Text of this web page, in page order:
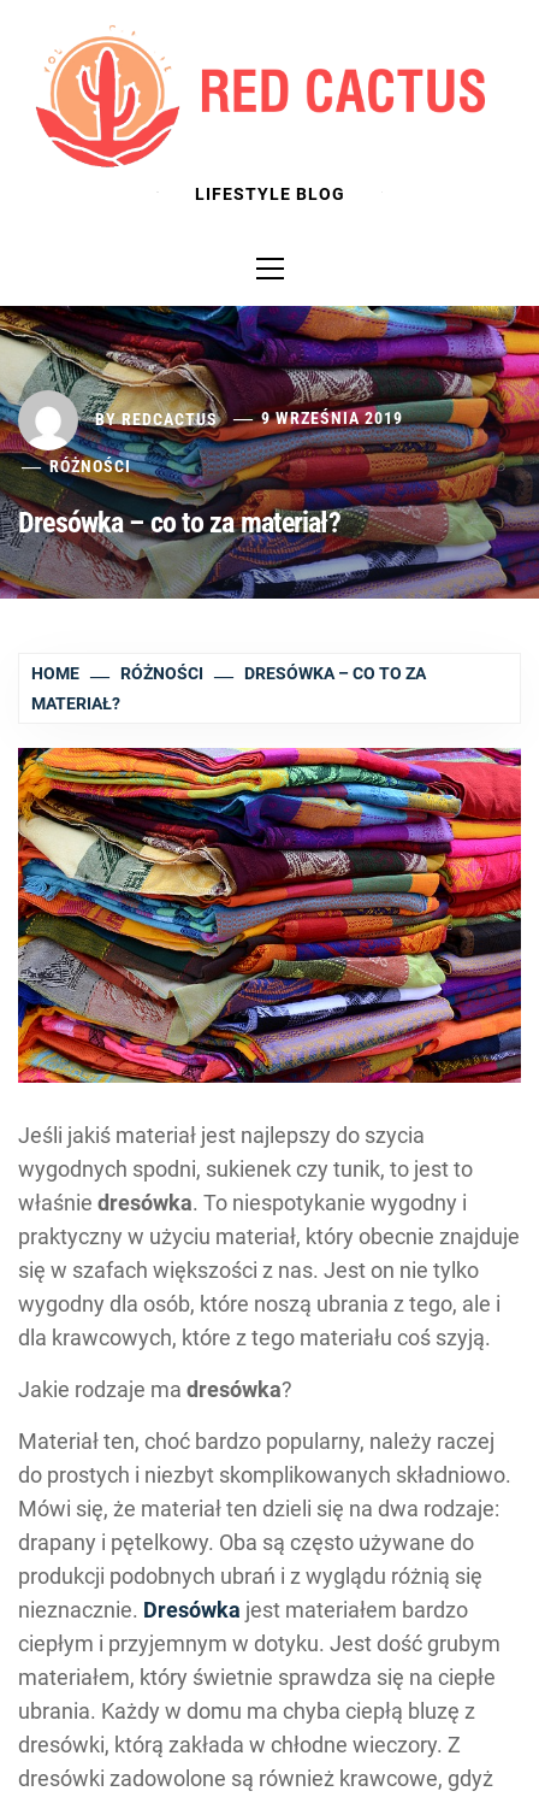
content
LIFESTYLE BLOG
Menu
BYREDCACTUS 9 WRZEŚNIA 2019
RÓŻNOŚCI
Dresówka – co to za materiał?
HOME RÓŻNOŚCI
DRESÓWKA – CO TO ZA
MATERIAŁ?
Jeśli jakiś materiał jest najlepszy do szycia
wygodnych spodni, sukienek czy tunik, to jest to
właśnie dresówka. To niespotykanie wygodny i
praktyczny w użyciu materiał, który obecnie znajduje
się w szafach większości z nas. Jest on nie tylko
wygodny dla osób, które noszą ubrania z tego, ale i
dla krawcowych, które z tego materiału coś szyją.
Jakie rodzaje ma dresówka?
Materiał ten, choć bardzo popularny, należy raczej
do prostych i niezbyt skomplikowanych składniowo.
Mówi się, że materiał ten dzieli się na dwa rodzaje:
drapany i pętelkowy. Oba są często używane do
produkcji podobnych ubrań i z wyglądu różnią się
nieznacznie. Dresówka jest materiałem bardzo
ciepłym i przyjemnym w dotyku. Jest dość grubym
materiałem, który świetnie sprawdza się na ciepłe
ubrania. Każdy w domu ma chyba ciepłą bluzę z
dresówki, którą zakłada w chłodne wieczory. Z
dresówki zadowolone są również krawcowe, gdyż